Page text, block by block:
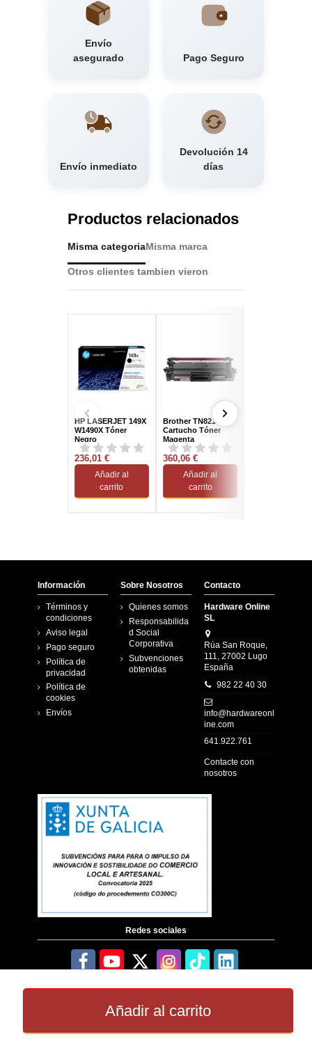
Añadir al carrito
Envío
asegurado
Pago Seguro
Envío inmediato
Devolución 14
días
Productos relacionados
Misma categoriaMisma marca
Otros clientes tambien vieron
HP LASERJET 149X
W1490X Tóner
Negro
236,01 €
Añadir al
carrito
Brother TN821XLM
Cartucho Tóner
Magenta
360,06 €
Añadir al
carrito
Información
Términos y
condiciones
Aviso legal
Pago seguro
Política de
privacidad
Política de
cookies
Envíos
Sobre Nosotros
Quienes somos
Responsabilida
d Social
Corporativa
Subvenciones
obtenidas
Contacto
Hardware Online
SL
Rúa San Roque,
111, 27002 Lugo
España
982 22 40 30
info@hardwareonl
ine.com
641.922.761
Contacte con
nosotros
Redes sociales